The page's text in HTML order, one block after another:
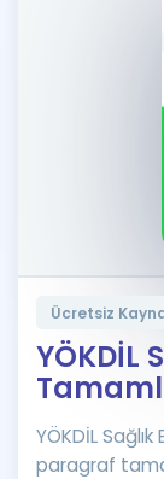
Kitaplar
Ücretsiz
Puan
Rehberlik
ÖSYM
Ücretsiz
YÖKDİL
YÖKDİL
paragraf